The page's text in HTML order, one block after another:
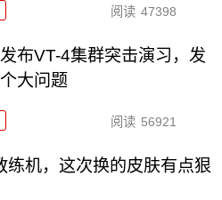
阅读 47398
布VT-4集群突击演习，发
大问题
阅读 56921
练机，这次换的皮肤有点狠